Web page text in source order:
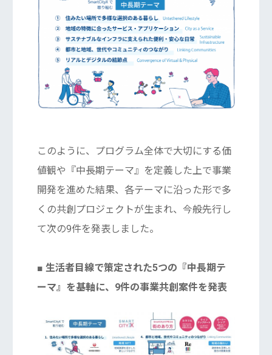
このように、プログラム全体で大切にする価
値観や『中長期テーマ』を定義した上で事業
開発を進めた結果、各テーマに沿った形で多
くの共創プロジェクトが生まれ、今般先行し
て次の9件を発表しました。
■ 生活者目線で策定された5つの『中長期テ
ーマ』を基軸に、9件の事業共創案件を発表